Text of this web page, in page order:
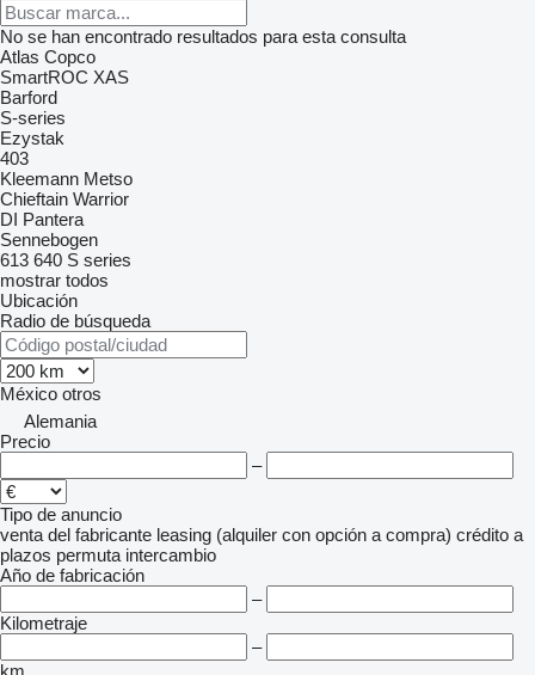
No se han encontrado resultados para esta consulta
Atlas Copco
SmartROC XAS
Barford
S-series
Ezystak
403
Kleemann Metso
Chieftain Warrior
DI Pantera
Sennebogen
613 640 S series
mostrar todos
Ubicación
Radio de búsqueda
México otros
Alemania
Precio
–
Tipo de anuncio
venta del fabricante leasing (alquiler con opción a compra) crédito a
plazos permuta intercambio
Año de fabricación
–
Kilometraje
–
km